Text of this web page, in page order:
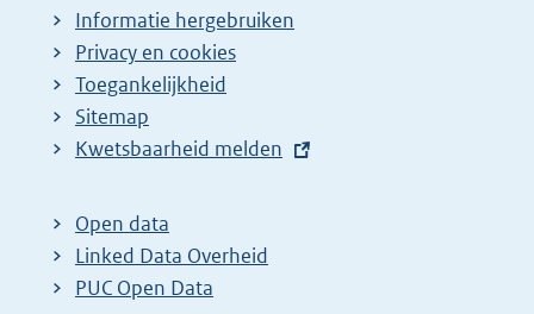
Informatie hergebruiken
Privacy en cookies
Toegankelijkheid
Sitemap
E
t
e
r
Kwetsbaarheid melden
Open data
Linked Data Overheid
PUC Open Data